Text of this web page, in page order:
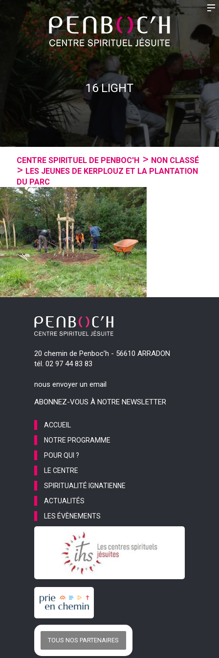
16 LIGHT
CENTRE SPIRITUEL DE PENBOC'H
NON CLASSÉ
LES JEUNES DE KERPLOUZ ET LA PLANTATION
DU PARC
20 chemin de Penboc’h - 56610 ARRADON
tél. 02 97 44 83 83
nous envoyer un email
ABONNEZ-VOUS À NOTRE NEWSLETTER
ACCUEIL
NOTRE PROGRAMME
POUR QUI ?
LE CENTRE
SPIRITUALITÉ IGNATIENNE
ACTUALITÉS
LES ÉVÈNEMENTS
TOUS NOS PARTENAIRES